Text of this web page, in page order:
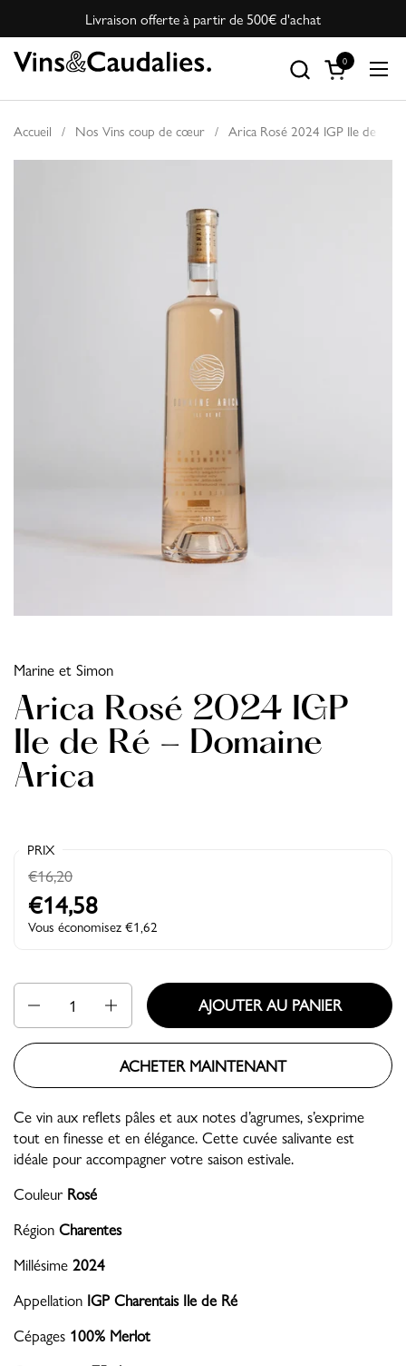
Passer au contenuLivraison offerte à partir de 500€ d'achat
Ouvrir le
0
Accueil / Nos Vins coup de cœur / Arica Rosé 2024 IGP Ile de Ré
Marine et Simon
Arica Rosé 2024 IGP
Ile de Ré - Domaine
Arica
PRIX
€14,58
€16,20
Vous économisez €1,62
Quantité
AJOUTER AU PANIER
ACHETER MAINTENANT
Ce vin aux reflets pâles et aux notes d’agrumes, s’exprime
tout en finesse et en élégance. Cette cuvée salivante est
idéale pour accompagner votre saison estivale.
Couleur Rosé
Région Charentes
Millésime 2024
Appellation IGP Charentais Ile de Ré
Cépages 100% Merlot